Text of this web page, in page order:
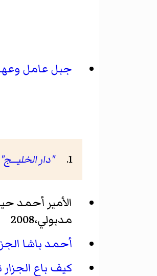
جبل عامل وعهد
"دار الخليــــج"
الأمير أحمد
مدبولي،2008
أحمد باشا
كيف باع